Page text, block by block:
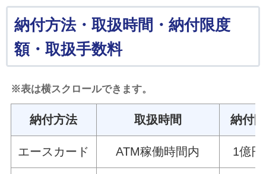
納付方法・取扱時間・納付限度
額・取扱手数料
※表は横スクロールできます。
納付方法 取扱時間 納付
エースカード ATM稼働時間内 1億